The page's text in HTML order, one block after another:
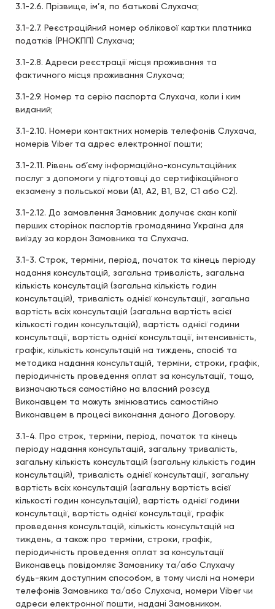
3.1-2.6. Прізвище, ім’я, по батькові Слухача;
3.1-2.7. Реєстраційний номер облікової картки платника
податків (РНОКПП) Слухача;
3.1-2.8. Адреси реєстрації місця проживання та
фактичного місця проживання Слухача;
3.1-2.9. Номер та серію паспорта Слухача, коли і ким
виданий;
3.1-2.10. Номери контактних номерів телефонів Слухача,
номерів Viber та адрес електронної пошти;
3.1-2.11. Рівень об’єму інформаційно-консультаційних
послуг з допомоги у підготовці до сертифікаційного
екзамену з польської мови (А1, А2, В1, В2, С1 або С2).
3.1-2.12. До замовлення Замовник долучає скан копії
перших сторінок паспортів громадянина Україна для
виїзду за кордон Замовника та Слухача.
3.1-3. Строк, терміни, період, початок та кінець періоду
надання консультацій, загальна тривалість, загальна
кількість консультацій (загальна кількість годин
консультацій), тривалість однієї консультації, загальна
вартість всіх консультацій (загальна вартість всієї
кількості годин консультацій), вартість однієї години
консультації, вартість однієї консультації, інтенсивність,
графік, кількість консультацій на тиждень, спосіб та
методика надання консультацій, терміни, строки, графік,
періодичність проведення оплат за консультації, тощо,
визначаються самостійно на власний розсуд
Виконавцем та можуть змінюватись самостійно
Виконавцем в процесі виконання даного Договору.
3.1-4. Про строк, терміни, період, початок та кінець
періоду надання консультацій, загальну тривалість,
загальну кількість консультацій (загальну кількість годин
консультацій), тривалість однієї консультації, загальну
вартість всіх консультацій (загальну вартість всієї
кількості годин консультацій), вартість однієї години
консультації, вартість однієї консультації, графік
проведення консультацій, кількість консультацій на
тиждень, а також про терміни, строки, графік,
періодичність проведення оплат за консультації
Виконавець повідомляє Замовнику та/або Слухачу
будь-яким доступним способом, в тому числі на номери
телефонів Замовника та/або Слухача, номери Viber чи
адреси електронної пошти, надані Замовником.